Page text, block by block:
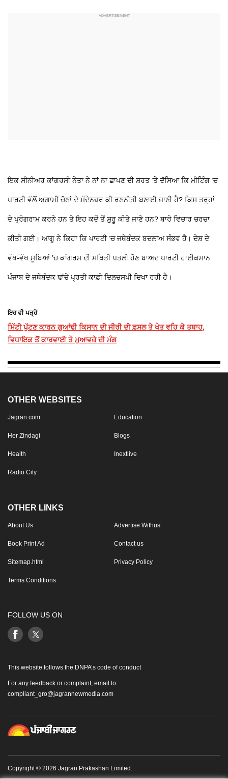
ਇਕ ਸੀਨੀਅਰ ਕਾਂਗਰਸੀ ਨੇਤਾ ਨੇ ਨਾਂ ਨਾ ਛਾਪਣ ਦੀ ਸ਼ਰਤ ’ਤੇ ਦੱਸਿਆ ਕਿ ਮੀਟਿੰਗ ’ਚ
ਪਾਰਟੀ ਵੱਲੋਂ ਅਗਾਮੀ ਚੋਣਾਂ ਦੇ ਮੱਦੇਨਜ਼ਰ ਕੀ ਰਣਨੀਤੀ ਬਣਾਈ ਜਾਣੀ ਹੈ? ਕਿਸ ਤਰ੍ਹਾਂ
ਦੇ ਪ੍ਰੋਗਰਾਮ ਕਰਨੇ ਹਨ ਤੇ ਇਹ ਕਦੋਂ ਤੋਂ ਸ਼ੁਰੂ ਕੀਤੇ ਜਾਣੇ ਹਨ? ਬਾਰੇ ਵਿਚਾਰ ਚਰਚਾ
ਕੀਤੀ ਗਈ। ਆਗੂ ਨੇ ਕਿਹਾ ਕਿ ਪਾਰਟੀ ’ਚ ਜਥੇਬੰਦਕ ਬਦਲਾਅ ਸੰਭਵ ਹੈ। ਦੇਸ਼ ਦੇ
ਵੱਖ-ਵੱਖ ਸੂਬਿਆਂ ’ਚ ਕਾਂਗਰਸ ਦੀ ਸਥਿਤੀ ਪਤਲੀ ਹੋਣ ਬਾਅਦ ਪਾਰਟੀ ਹਾਈਕਮਾਨ
ਪੰਜਾਬ ਦੇ ਜਥੇਬੰਦਕ ਢਾਂਚੇ ਪ੍ਰਤੀ ਕਾਫ਼ੀ ਦਿਲਚਸਪੀ ਦਿਖਾ ਰਹੀ ਹੈ।
ਇਹ ਵੀ ਪੜ੍ਹੋ
ਮਿੱਟੀ ਪੁੱਟਣ ਕਾਰਨ ਗੁਆਂਢੀ ਕਿਸਾਨ ਦੀ ਜੀਰੀ ਦੀ ਫ਼ਸਲ ਤੇ ਖੇਤ ਵਹਿ ਕੇ ਤਬਾਹ,
ਵਿਧਾਇਕ ਤੋਂ ਕਾਰਵਾਈ ਤੇ ਮੁਆਵਜ਼ੇ ਦੀ ਮੰਗ
OTHER WEBSITES
Jagran.com Education
Her Zindagi Blogs
Health Inextlive
Radio City
OTHER LINKS
About Us Advertise Withus
Book Print Ad Contact us
Sitemap.html Privacy Policy
Terms Conditions
FOLLOW US ON
This website follows the DNPA’s code of conduct
For any feedback or complaint, email to:
compliant_gro@jagrannewmedia.com
Copyright © 2026 Jagran Prakashan Limited.